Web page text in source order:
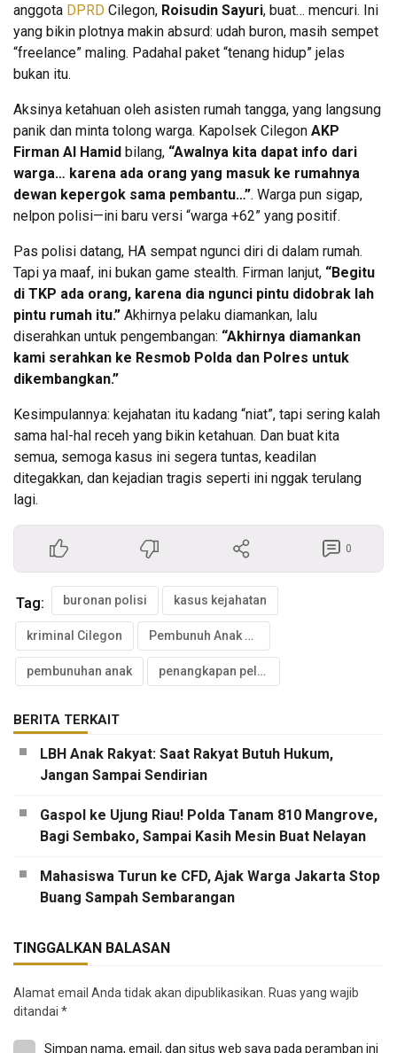
anggota DPRD Cilegon, Roisudin Sayuri, buat… mencuri. Ini
yang bikin plotnya makin absurd: udah buron, masih sempet
“freelance” maling. Padahal paket “tenang hidup” jelas
bukan itu.
Aksinya ketahuan oleh asisten rumah tangga, yang langsung
panik dan minta tolong warga. Kapolsek Cilegon AKP
Firman Al Hamid bilang, “Awalnya kita dapat info dari
warga… karena ada orang yang masuk ke rumahnya
dewan kepergok sama pembantu…”. Warga pun sigap,
nelpon polisi—ini baru versi “warga +62” yang positif.
Pas polisi datang, HA sempat ngunci diri di dalam rumah.
Tapi ya maaf, ini bukan game stealth. Firman lanjut, “Begitu
di TKP ada orang, karena dia ngunci pintu didobrak lah
pintu rumah itu.” Akhirnya pelaku diamankan, lalu
diserahkan untuk pengembangan: “Akhirnya diamankan
kami serahkan ke Resmob Polda dan Polres untuk
dikembangkan.”
Kesimpulannya: kejahatan itu kadang “niat”, tapi sering kalah
sama hal-hal receh yang bikin ketahuan. Dan buat kita
semua, semoga kasus ini segera tuntas, keadilan
ditegakkan, dan kejadian tragis seperti ini nggak terulang
lagi.
0
Tag: buronan polisi kasus kejahatan
kriminal Cilegon Pembunuh Anak Politikus PKS
pembunuhan anak penangkapan pelaku
BERITA TERKAIT
LBH Anak Rakyat: Saat Rakyat Butuh Hukum,
Jangan Sampai Sendirian
Gaspol ke Ujung Riau! Polda Tanam 810 Mangrove,
Bagi Sembako, Sampai Kasih Mesin Buat Nelayan
Mahasiswa Turun ke CFD, Ajak Warga Jakarta Stop
Buang Sampah Sembarangan
TINGGALKAN BALASAN
Alamat email Anda tidak akan dipublikasikan. Ruas yang wajib
ditandai *
Simpan nama, email, dan situs web saya pada peramban ini